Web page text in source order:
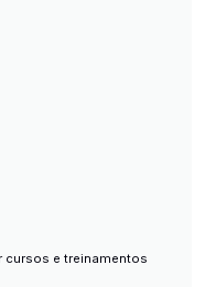
cursos e treinamentos